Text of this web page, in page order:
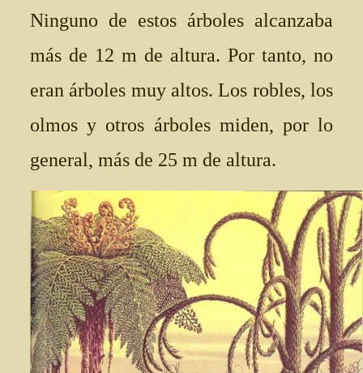
Ninguno de estos árboles alcanzaba
más de 12 m de altura. Por tanto, no
eran árboles muy altos. Los robles, los
olmos y otros árboles miden, por lo
general, más de 25 m de altura.